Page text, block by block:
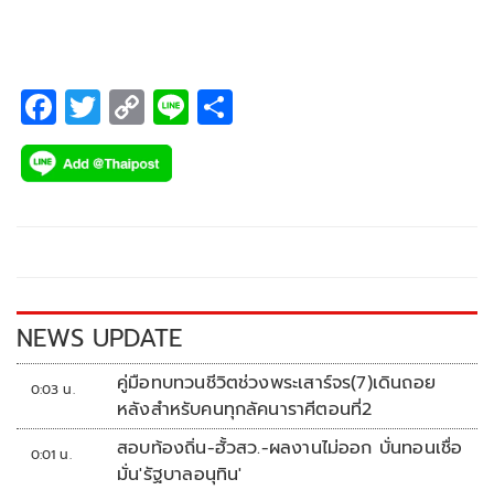
F
ac
e
k
T
wi
tt
C
o
p
k
Li
NEWS UPDATE
0:03 น.
คู่มือทบทวนชีวิตช่วงพระเสาร์จร(7)เดินถอย
หลังสำหรับคนทุกลัคนาราศีตอนที่2
0:01 น.
สอบท้องถิ่น-ฮั้วสว.-ผลงานไม่ออก บั่นทอนเชื่อ
มั่น'รัฐบาลอนุทิน'